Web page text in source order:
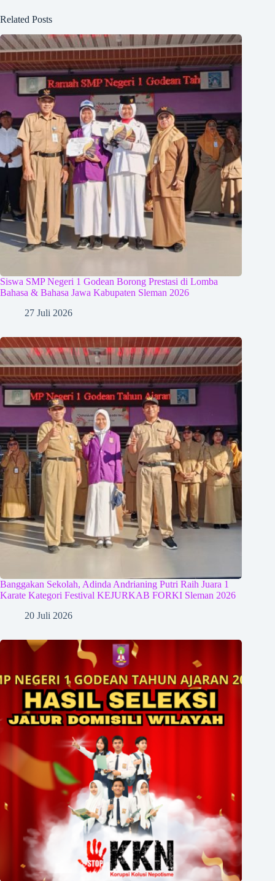
Related Posts
Siswa SMP Negeri 1 Godean Borong Prestasi di Lomba
Bahasa & Bahasa Jawa Kabupaten Sleman 2026
27 Juli 2026
Banggakan Sekolah, Adinda Andrianing Putri Raih Juara 1
Karate Kategori Festival KEJURKAB FORKI Sleman 2026
20 Juli 2026